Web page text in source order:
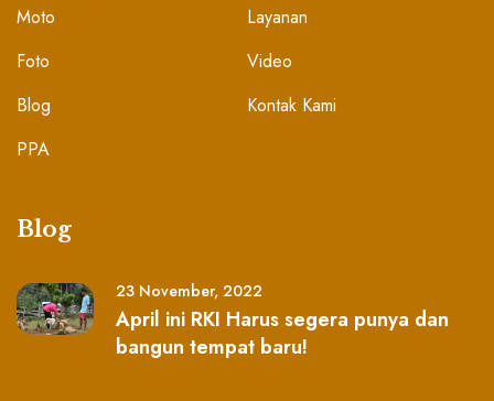
Moto
Layanan
Foto
Video
Blog
Kontak Kami
PPA
Blog
23 November, 2022
April ini RKI Harus segera punya dan
bangun tempat baru!